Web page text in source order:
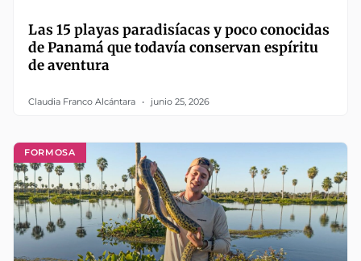
Las 15 playas paradisíacas y poco conocidas
de Panamá que todavía conservan espíritu
de aventura
Claudia Franco Alcántara junio 25, 2026
FORMOSA